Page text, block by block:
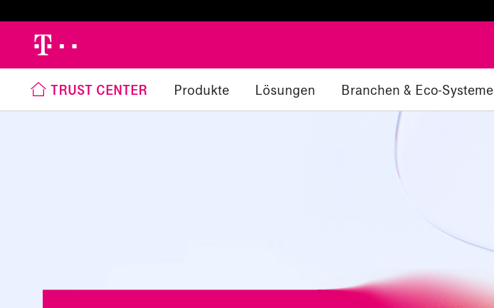
h TRUST CENTER Produkte Lösungen Branchen & Eco-Systeme